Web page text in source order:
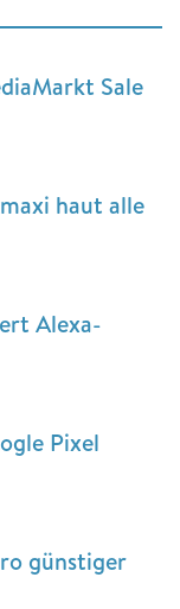
Sale
haut alle
Alexa-
Pixel
günstiger